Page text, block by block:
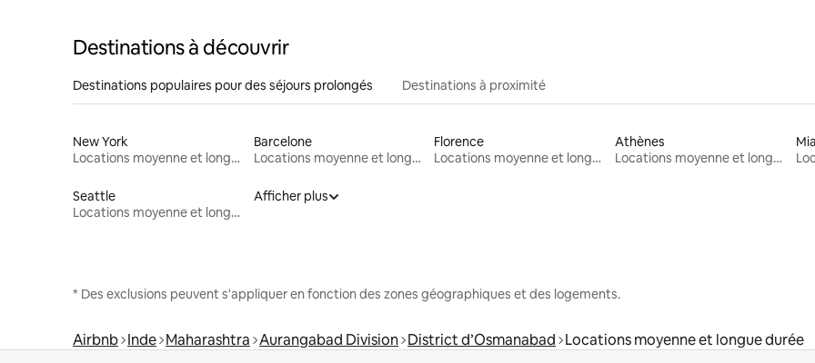
Destinations à découvrir
Destinations populaires pour des séjours prolongés Destinations à proximité
New York
Locations moyenne et longue durée
Barcelone
Locations moyenne et longue durée
Florence
Locations moyenne et longue durée
Athènes
Locations moyenne et longue durée
Seattle
Locations moyenne et longue durée
Afficher plus
* Des exclusions peuvent s'appliquer en fonction des zones géographiques et des logements.
Airbnb Inde Maharashtra Aurangabad Division District d’Osmanabad Locations moyenne et longue durée